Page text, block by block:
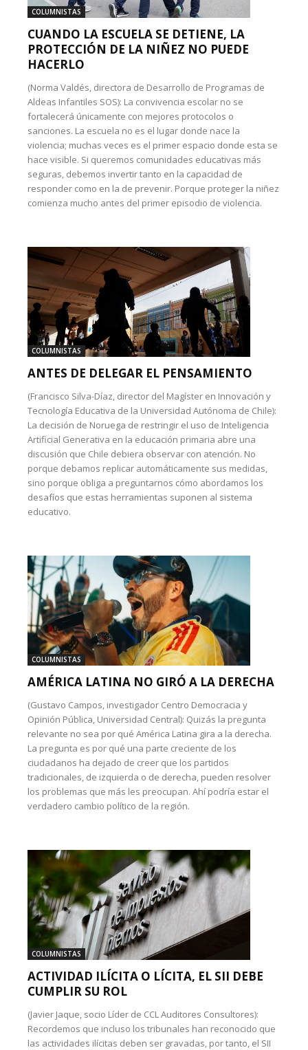
COLUMNISTAS
CUANDO LA ESCUELA SE DETIENE, LA
PROTECCIÓN DE LA NIÑEZ NO PUEDE
HACERLO
(Norma Valdés, directora de Desarrollo de Programas de
Aldeas Infantiles SOS): La convivencia escolar no se
fortalecerá únicamente con mejores protocolos o
sanciones. La escuela no es el lugar donde nace la
violencia; muchas veces es el primer espacio donde esta se
hace visible. Si queremos comunidades educativas más
seguras, debemos invertir tanto en la capacidad de
responder como en la de prevenir. Porque proteger la niñez
comienza mucho antes del primer episodio de violencia.
COLUMNISTAS
ANTES DE DELEGAR EL PENSAMIENTO
(Francisco Silva-Díaz, director del Magíster en Innovación y
Tecnología Educativa de la Universidad Autónoma de Chile):
La decisión de Noruega de restringir el uso de Inteligencia
Artificial Generativa en la educación primaria abre una
discusión que Chile debiera observar con atención. No
porque debamos replicar automáticamente sus medidas,
sino porque obliga a preguntarnos cómo abordamos los
desafíos que estas herramientas suponen al sistema
educativo.
COLUMNISTAS
AMÉRICA LATINA NO GIRÓ A LA DERECHA
(Gustavo Campos, investigador Centro Democracia y
Opinión Pública, Universidad Central): Quizás la pregunta
relevante no sea por qué América Latina gira a la derecha.
La pregunta es por qué una parte creciente de los
ciudadanos ha dejado de creer que los partidos
tradicionales, de izquierda o de derecha, pueden resolver
los problemas que más les preocupan. Ahí podría estar el
verdadero cambio político de la región.
COLUMNISTAS
ACTIVIDAD ILÍCITA O LÍCITA, EL SII DEBE
CUMPLIR SU ROL
(Javier Jaque, socio Líder de CCL Auditores Consultores):
Recordemos que incluso los tribunales han reconocido que
las actividades ilícitas deben ser gravadas, por tanto, el SII